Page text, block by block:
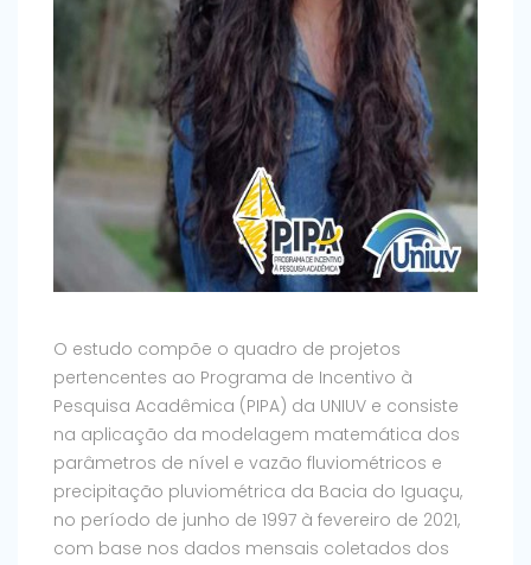
O estudo compõe o quadro de projetos
pertencentes ao Programa de Incentivo à
Pesquisa Acadêmica (PIPA) da UNIUV e consiste
na aplicação da modelagem matemática dos
parâmetros de nível e vazão fluviométricos e
precipitação pluviométrica da Bacia do Iguaçu,
no período de junho de 1997 à fevereiro de 2021,
com base nos dados mensais coletados dos